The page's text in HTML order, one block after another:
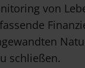
von
schließen.